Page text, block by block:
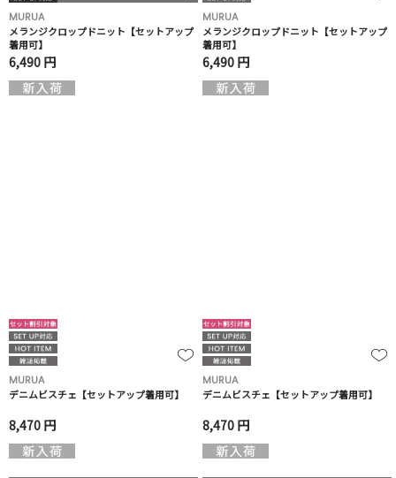
MURUA
メランジクロップドニット【セットアップ
着用可】
6,490 円
MURUA
メランジクロップドニット【セットアップ
着用可】
6,490 円
MURUA
デニムビスチェ【セットアップ着用可】
8,470 円
MURUA
デニムビスチェ【セットアップ着用可】
8,470 円